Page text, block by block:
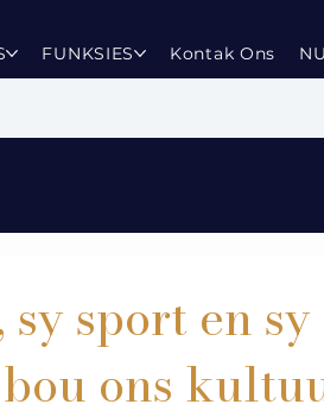
FUNKSIES Kontak Ons
sport en sy
ons